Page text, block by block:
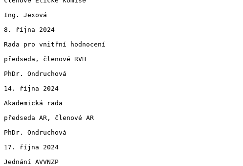
Ing. Jexová
8. října 2024
Rada pro vnitřní hodnocení
předseda, členové RVH
PhDr. Ondruchová
14. října 2024
Akademická rada
předseda AR, členové AR
PhDr. Ondruchová
17. října 2024
Jednání AVVNZP